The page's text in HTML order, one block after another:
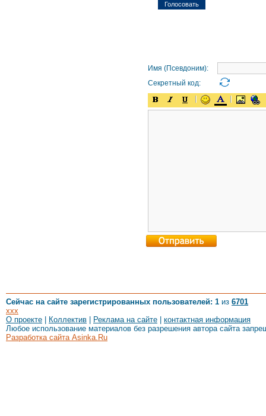
Имя (Псевдоним):
Секретный код:
Сейчас на сайте зарегистрированных пользователей: 1 из 6701
xxx
О проекте
Коллектив Реклама на сайте
контактная информация
Любое использование материалов без разрешения автора сайта
Разработка сайта Asinka.Ru